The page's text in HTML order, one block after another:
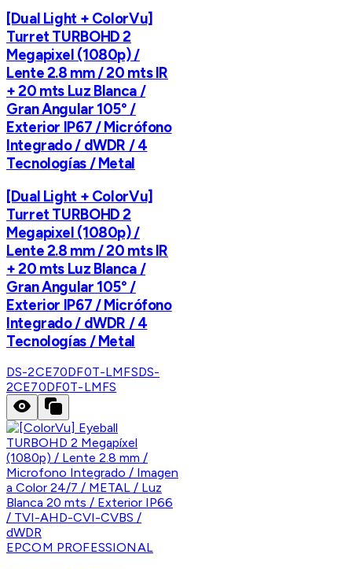
[Dual Light + ColorVu]
Turret TURBOHD 2
Megapixel (1080p) /
Lente 2.8 mm / 20 mts IR
+ 20 mts Luz Blanca /
Gran Angular 105° /
Exterior IP67 / Micrófono
Integrado / dWDR / 4
Tecnologías / Metal
[Dual Light + ColorVu]
Turret TURBOHD 2
Megapixel (1080p) /
Lente 2.8 mm / 20 mts IR
+ 20 mts Luz Blanca /
Gran Angular 105° /
Exterior IP67 / Micrófono
Integrado / dWDR / 4
Tecnologías / Metal
DS-2CE70DF0T-LMFSDS-
2CE70DF0T-LMFS
EPCOM PROFESSIONAL